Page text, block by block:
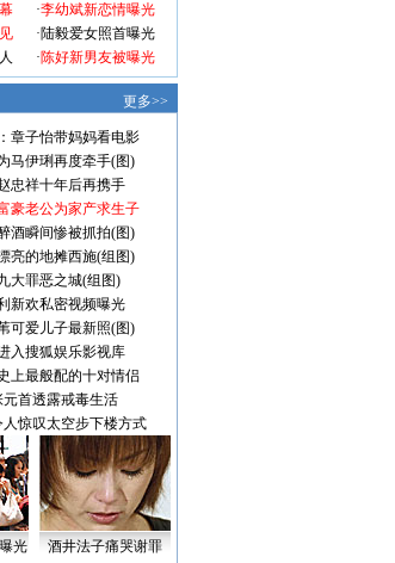
·李幼斌新恋情曝光
·陆毅爱女照首曝光
·陈好新男友被曝光
更多>>
章子怡带妈妈看电影
马伊琍再度牵手(图)
忠祥十年后再携手
豪老公为家产求生子
酒瞬间惨被抓拍(图)
亮的地摊西施(组图)
大罪恶之城(组图)
新欢私密视频曝光
可爱儿子最新照(图)
入搜狐娱乐影视库
上最般配的十对情侣
元首透露戒毒生活
人惊叹太空步下楼方式
光 酒井法子痛哭谢罪